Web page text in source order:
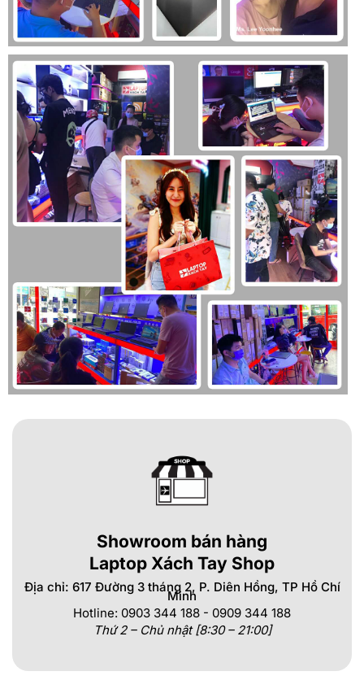
Showroom bán hàng
Laptop Xách Tay Shop
Địa chỉ: 617 Đường 3 tháng 2, P. Diên Hồng, TP Hồ Chí
Minh
Hotline: 0903 344 188 - 0909 344 188
Thứ 2 – Chủ nhật [8:30 – 21:00]